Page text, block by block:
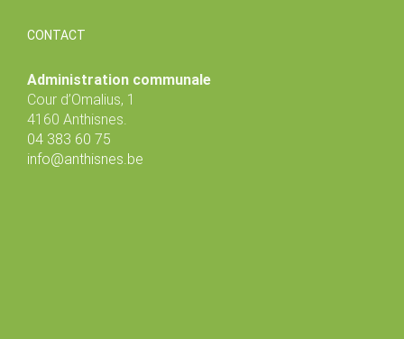
CONTACT
Administration communale
Cour d’Omalius, 1
4160 Anthisnes.
04 383 60 75
info@anthisnes.be